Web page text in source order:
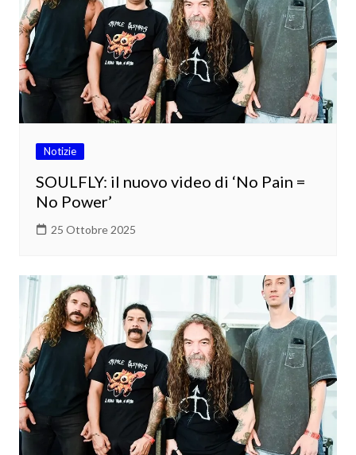
Notizie
SOULFLY: il nuovo video di ‘No Pain =
No Power’
25 Ottobre 2025